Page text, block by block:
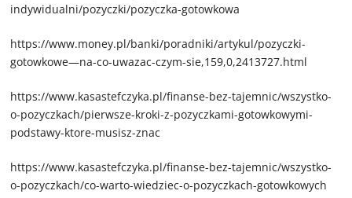
indywidualni/pozyczki/pozyczka-gotowkowa
https://www.money.pl/banki/poradniki/artykul/pozyczki-
gotowkowe—na-co-uwazac-czym-sie,159,0,2413727.html
https://www.kasastefczyka.pl/finanse-bez-tajemnic/wszystko-
o-pozyczkach/pierwsze-kroki-z-pozyczkami-gotowkowymi-
podstawy-ktore-musisz-znac
https://www.kasastefczyka.pl/finanse-bez-tajemnic/wszystko-
o-pozyczkach/co-warto-wiedziec-o-pozyczkach-gotowkowych